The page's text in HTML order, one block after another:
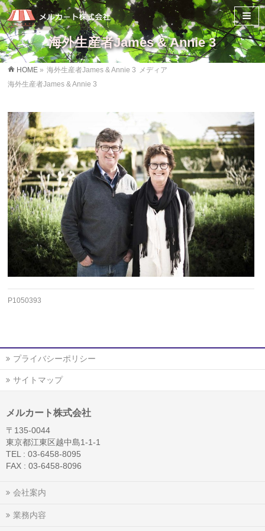
海外生産者James & Annie 3
HOME » 海外生産者James & Annie 3 メディア
海外生産者James & Annie 3
P1050393
プライバシーポリシー
サイトマップ
メルカート株式会社
〒135-0044
東京都江東区越中島1-1-1
TEL : 03-6458-8095
FAX : 03-6458-8096
会社案内
業務内容